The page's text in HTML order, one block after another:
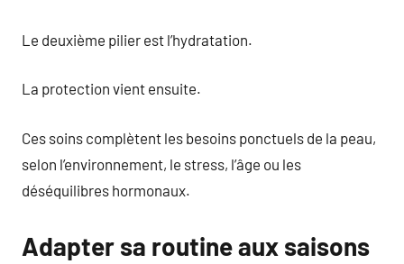
Le deuxième pilier est l’hydratation.
La protection vient ensuite.
Ces soins complètent les besoins ponctuels de la peau,
selon l’environnement, le stress, l’âge ou les
déséquilibres hormonaux.
Adapter sa routine aux saisons